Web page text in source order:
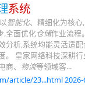
系统
以智能化、精细化为核
,全面优化仓储作业流程
分析,系统均能灵活适
。 皇家网络科技深耕
、 物流等领域客...
article/23...html 2026-